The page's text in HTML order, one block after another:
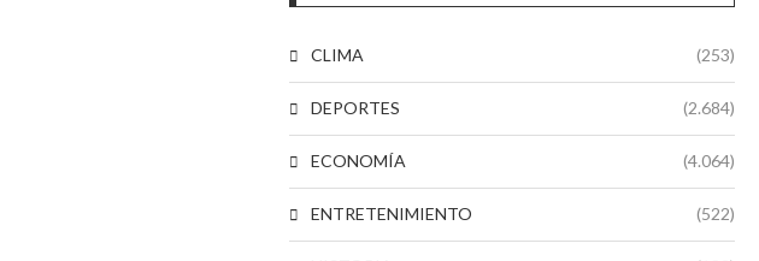
CLIMA (253)
DEPORTES (2.684)
ECONOMÍA (4.064)
ENTRETENIMIENTO (522)